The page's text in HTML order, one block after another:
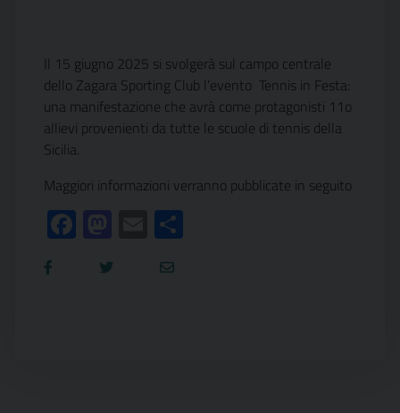
Il 15 giugno 2025 si svolgerà sul campo centrale
dello Zagara Sporting Club l’evento Tennis in Festa:
una manifestazione che avrà come protagonisti 11o
allievi provenienti da tutte le scuole di tennis della
Sicilia.
Maggiori informazioni verranno pubblicate in seguito
Facebook
Mastodon
Email